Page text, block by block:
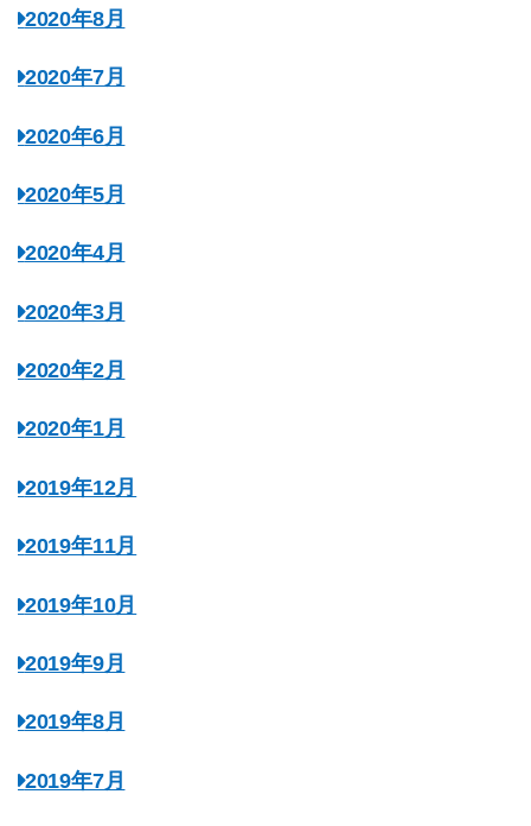
2020年8月
2020年7月
2020年6月
2020年5月
2020年4月
2020年3月
2020年2月
2020年1月
2019年12月
2019年11月
2019年10月
2019年9月
2019年8月
2019年7月